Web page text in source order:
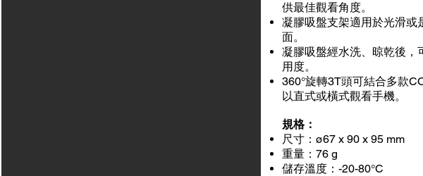
供最佳觀看角度。
凝膠吸盤支架適用於光滑或
面。
凝膠吸盤經水洗、晾乾後，
用度。
360°旋轉3T頭可結合多款
以直式或橫式觀看手機。
規格：
尺寸：ø67 x 90 x 95 mm
重量：76 g
儲存溫度：-20-80°C